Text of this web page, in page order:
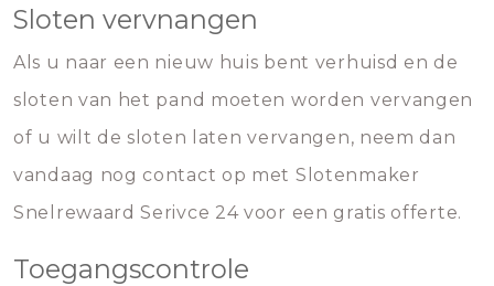
Sloten vervnangen
Als u naar een nieuw huis bent verhuisd en de
sloten van het pand moeten worden vervangen
of u wilt de sloten laten vervangen, neem dan
vandaag nog contact op met Slotenmaker
Snelrewaard Serivce 24 voor een gratis offerte.
Toegangscontrole